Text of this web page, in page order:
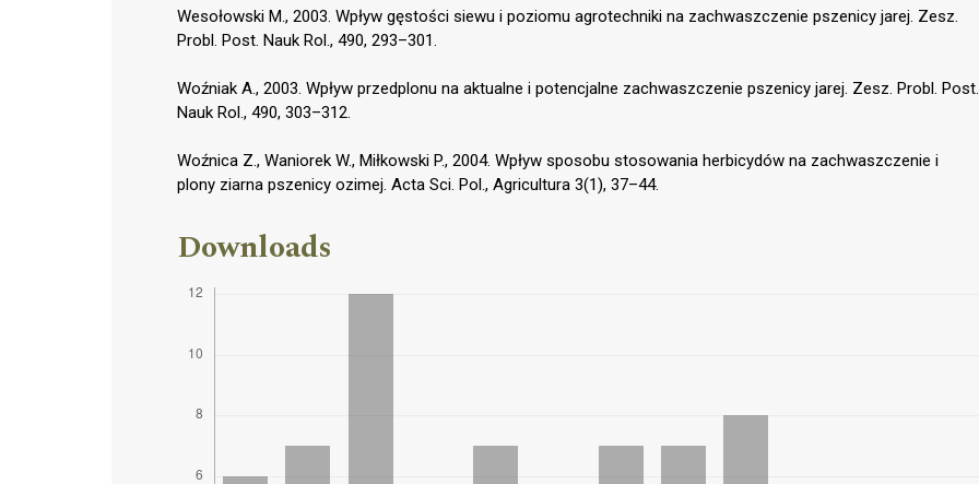
Wesołowski M., 2003. Wpływ gęstości siewu i poziomu agrotechniki na zachwaszczenie pszenicy jarej. Zesz.
Probl. Post. Nauk Rol., 490, 293–301.
Woźniak A., 2003. Wpływ przedplonu na aktualne i potencjalne zachwaszczenie pszenicy jarej. Zesz. Probl. Post.
Nauk Rol., 490, 303–312.
Woźnica Z., Waniorek W., Miłkowski P., 2004. Wpływ sposobu stosowania herbicydów na zachwaszczenie i
plony ziarna pszenicy ozimej. Acta Sci. Pol., Agricultura 3(1), 37–44.
Downloads